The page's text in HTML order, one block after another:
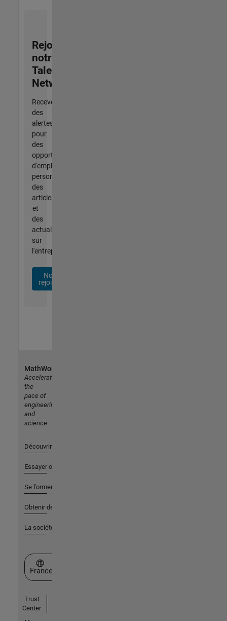
Rejoignez
notre
Talent
Network
Recevez
des
alertes
pour
des
opportunités
d'emploi
personnalisées,
des
articles
et
des
actualités
sur
l'entreprise.
Nous
rejoindre
MathWorks
Accelerating
the
pace of
engineering
and
science
Découvrir les produits
Essayer ou acheter
Se former
Obtenir de l'aide
La société
Sélectionner un site web
France
Trust
Center